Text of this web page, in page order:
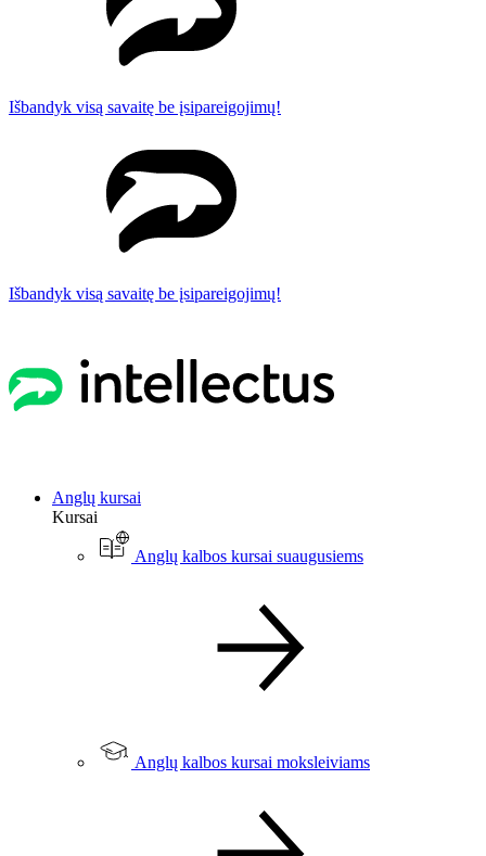
Išbandyk visą savaitę be įsipareigojimų!
Išbandyk visą savaitę be įsipareigojimų!
Anglų kursai
Kursai
Anglų kalbos kursai suaugusiems
Anglų kalbos kursai moksleiviams